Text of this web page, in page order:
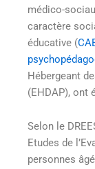
médico-
caractère
éducative (
Hébergeant
(EHDAP), ont
Selon le
Etudes de
personnes